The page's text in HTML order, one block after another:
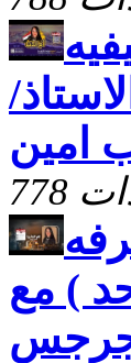
امين
) مع
جرجس